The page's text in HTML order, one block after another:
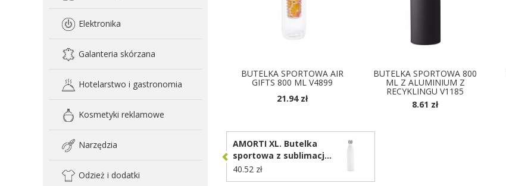
Elektronika
Galanteria skórzana
Hotelarstwo i gastronomia
Kosmetyki reklamowe
Narzędzia
Odzież i dodatki
BUTELKA SPORTOWA AIR
GIFTS 800 ML V4899
21.94 zł
BUTELKA SPORTOWA 800
ML Z ALUMINIUM Z
RECYKLINGU V1185
8.61 zł
AMORTI XL. Butelka
sportowa z sublimacją
ze stali nierdzewnej
94369
40.52 zł